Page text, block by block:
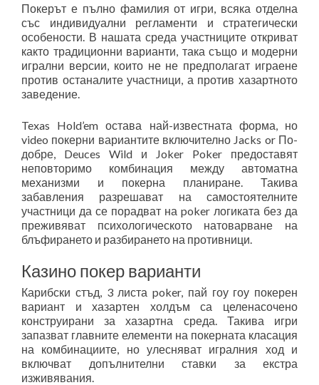
Покерът е пълно фамилия от игри, всяка отделна
със индивидуални регламенти и стратегически
особености. В нашата среда участниците откриват
както традиционни варианти, така също и модерни
игрални версии, които не не предполагат играене
против останалите участници, а против хазартното
заведение.
Texas Hold’em остава най-известната форма, но
video покерни вариантите включително Jacks or По-
добре, Deuces Wild и Joker Poker предоставят
неповторимо комбинация между автоматна
механизми и покерна планиране. Такива
забавления разрешават на самостоятелните
участници да се порадват на poker логиката без да
преживяват психологическото натоварване на
блъфирането и разбирането на противници.
Казино покер варианти
Карибски стъд, 3 листа poker, пай гоу гоу покерен
вариант и хазартен холдъм са целенасочено
конструирани за хазартна среда. Такива игри
запазват главните елементи на покерната класация
на комбинациите, но улесняват игралния ход и
включват допълнителни ставки за екстра
изживявания.